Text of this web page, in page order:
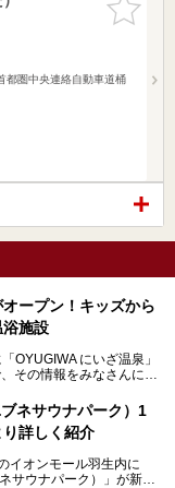
りに追加
都圏中央連絡自動車道桶
オープン！キッズから
施設
OYUGIWA にいざ温泉」
その情報をみなさんにい
的なサウナをはじめ、4
、他施設とは一線を画す
ネサウナパーク）1
詳しく紹介
イオンモール羽生内に
サウナパーク）」が新規